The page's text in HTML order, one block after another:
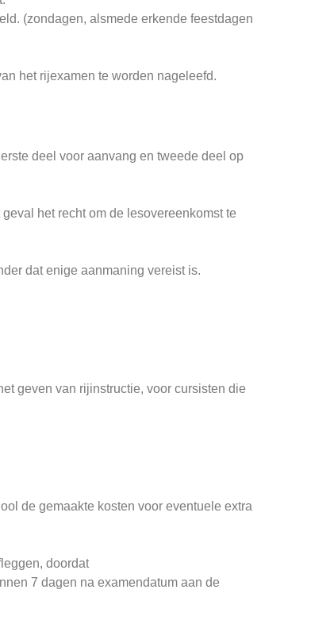
(zondagen, alsmede erkende feestdagen
het rijexamen te worden nageleefd.
deel voor aanvang en tweede deel op
het recht om de lesovereenkomst te
dat enige aanmaning vereist is.
geven van rijinstructie, voor cursisten die
de gemaakte kosten voor eventuele extra
doordat
7 dagen na examendatum aan de